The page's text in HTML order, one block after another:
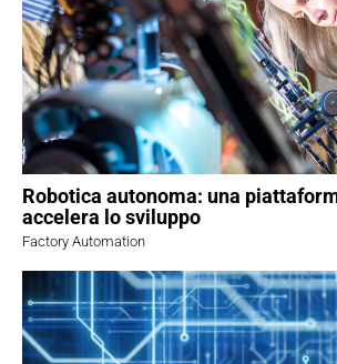
Robotica autonoma: una
accelera lo sviluppo
Factory Automation